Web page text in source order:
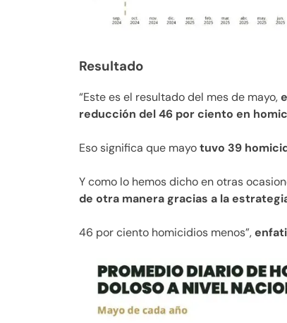
Resultado
“Este es el resultado del mes de mayo,
reducción del 46 por ciento en
Eso significa que mayotuvo 39
Y como lo hemos dicho en otras
de otra manera gracias a la
46 por ciento homicidios menos”,